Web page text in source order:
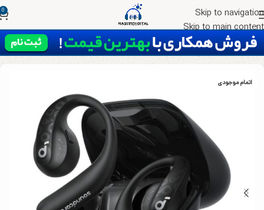
Skip to navigation
Skip to main content
0
خانه هدست ایرپاد
اتمام موجودی